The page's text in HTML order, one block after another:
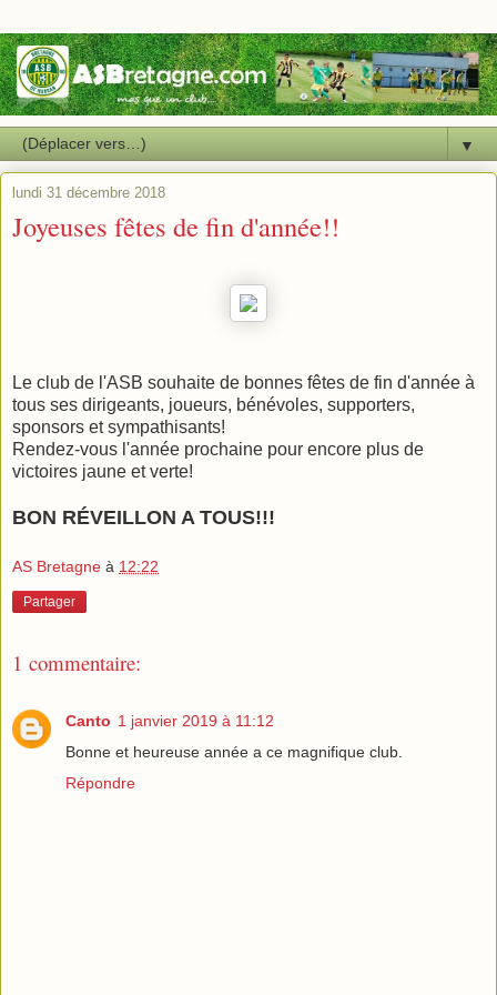
▼
lundi 31 décembre 2018
Joyeuses fêtes de fin d'année!!
Le club de l'ASB souhaite de bonnes fêtes de fin d'année à
tous ses dirigeants, joueurs, bénévoles, supporters,
sponsors et sympathisants!
Rendez-vous l'année prochaine pour encore plus de
victoires jaune et verte!
BON RÉVEILLON A TOUS!!!
AS Bretagne à 12:22
Partager
1 commentaire:
Canto 1 janvier 2019 à 11:12
Bonne et heureuse année a ce magnifique club.
Répondre